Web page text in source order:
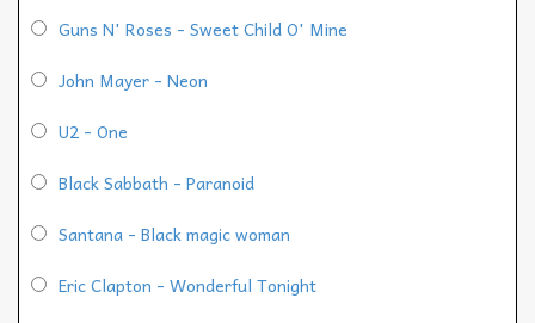
Guns N' Roses - Sweet Child O' Mine
John Mayer - Neon
U2 - One
Black Sabbath - Paranoid
Santana - Black magic woman
Eric Clapton - Wonderful Tonight